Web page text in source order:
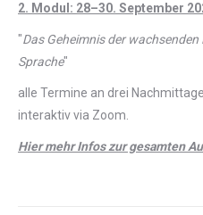
2. Modul: 28–30. September
"Das Geheimnis der
Sprache"
alle Termine an drei
interaktiv via Zoom.
Hier mehr Infos zur gesamten